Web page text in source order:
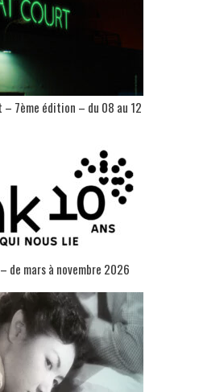
– 7ème édition – du 08 au 12
de mars à novembre 2026